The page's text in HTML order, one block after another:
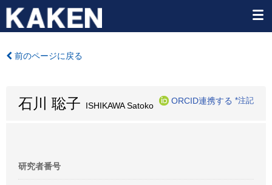
前のページに戻る
石川 聡子 ISHIKAWA Satoko
ORCID連携する *注記
研究者番号